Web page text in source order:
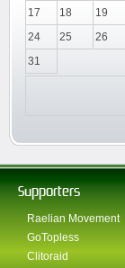
17
18 19
24
25 26
31
Supporters
Raelian Movement
GoTopless
Clitoraid